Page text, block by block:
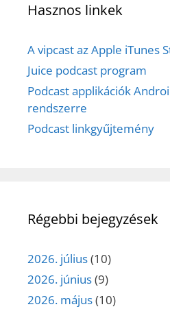
Hasznos linkek
A vipcast az Apple iTunes
Juice podcast program
Podcast applikációk
rendszerre
Podcast linkgyűjtemény
Régebbi bejegyzések
2026. július(10)
2026. június(9)
2026. május(10)